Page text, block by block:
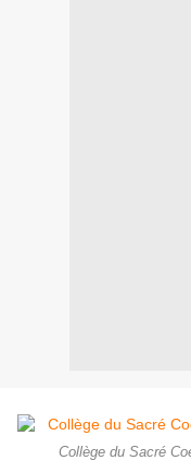
Collège du Sacré